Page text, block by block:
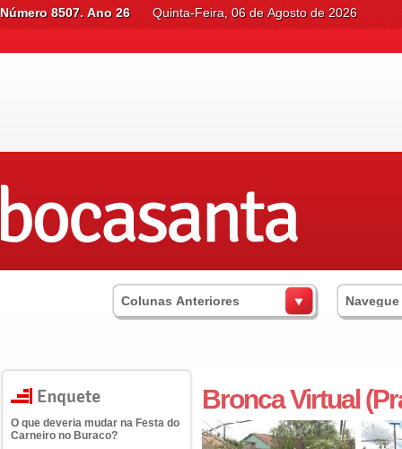
Número 8507. Ano 26 Quinta-Feira, 06 de Agosto de 2026
Colunas Anteriores
O que deveria mudar na Festa do
Carneiro no Buraco?
Bronca Virtual